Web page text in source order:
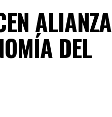
ALIANZA
DEL